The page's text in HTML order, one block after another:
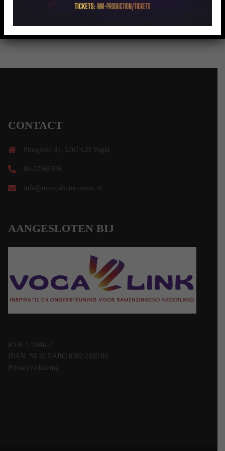
CONTACT
Ploegveld 41, 5261 GD Vught
06-22968396
info@musicalintermezzo.nl
AANGESLOTEN BIJ
KVK 17104657
IBAN: NL43 RABO 0302 2439 09
Privacyverklaring